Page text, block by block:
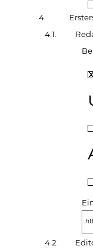
4.
4.1.
4.2.